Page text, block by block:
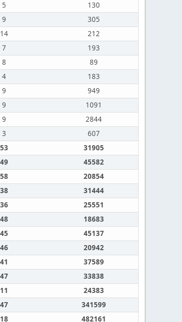
5
130
9
305
14
212
7
193
8
89
4
183
9
949
9
1091
9
2844
3
607
53
31905
49
45582
58
20854
38
31444
36
25551
48
18683
45
45137
46
20942
41
37589
47
33838
11
24383
47
341599
18 482161